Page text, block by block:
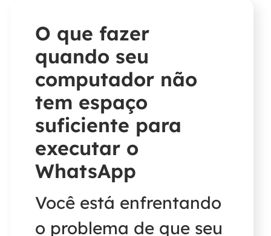
O que fazer
quando seu
computador não
tem espaço
suficiente para
executar o
WhatsApp
Você está enfrentando
o problema de que seu